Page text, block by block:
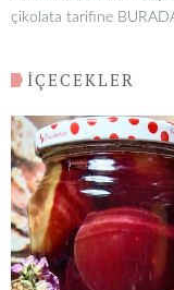
çikolata tarifine
İÇECEKLER